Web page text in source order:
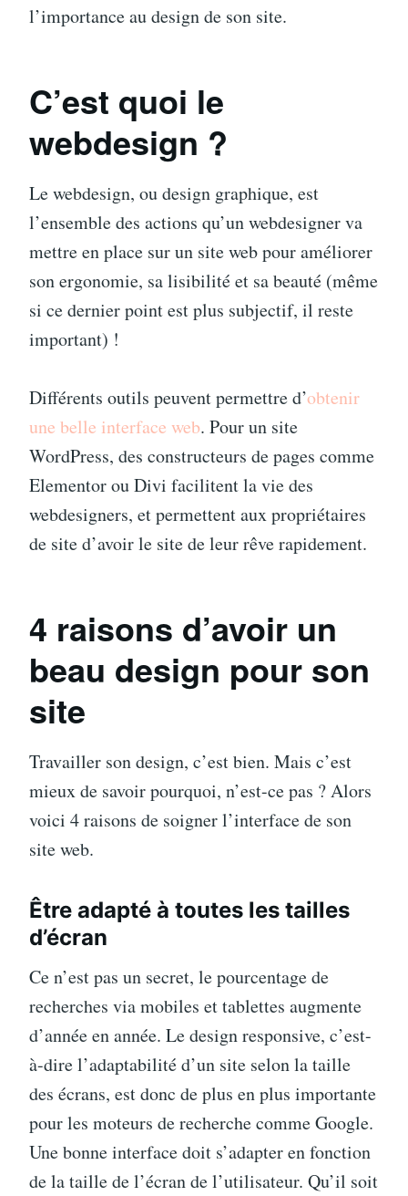
l’importance au design de son site.
C’est quoi le
webdesign ?
Le webdesign, ou design graphique, est
l’ensemble des actions qu’un webdesigner va
mettre en place sur un site web pour améliorer
son ergonomie, sa lisibilité et sa beauté (même
si ce dernier point est plus subjectif, il reste
important) !
Différents outils peuvent permettre d’obtenir
une belle interface web. Pour un site
WordPress, des constructeurs de pages comme
Elementor ou Divi facilitent la vie des
webdesigners, et permettent aux propriétaires
de site d’avoir le site de leur rêve rapidement.
4 raisons d’avoir un
beau design pour son
site
Travailler son design, c’est bien. Mais c’est
mieux de savoir pourquoi, n’est-ce pas ? Alors
voici 4 raisons de soigner l’interface de son
site web.
Être adapté à toutes les tailles
d’écran
Ce n’est pas un secret, le pourcentage de
recherches via mobiles et tablettes augmente
d’année en année. Le design responsive, c’est-
à-dire l’adaptabilité d’un site selon la taille
des écrans, est donc de plus en plus importante
pour les moteurs de recherche comme Google.
Une bonne interface doit s’adapter en fonction
de la taille de l’écran de l’utilisateur. Qu’il soit